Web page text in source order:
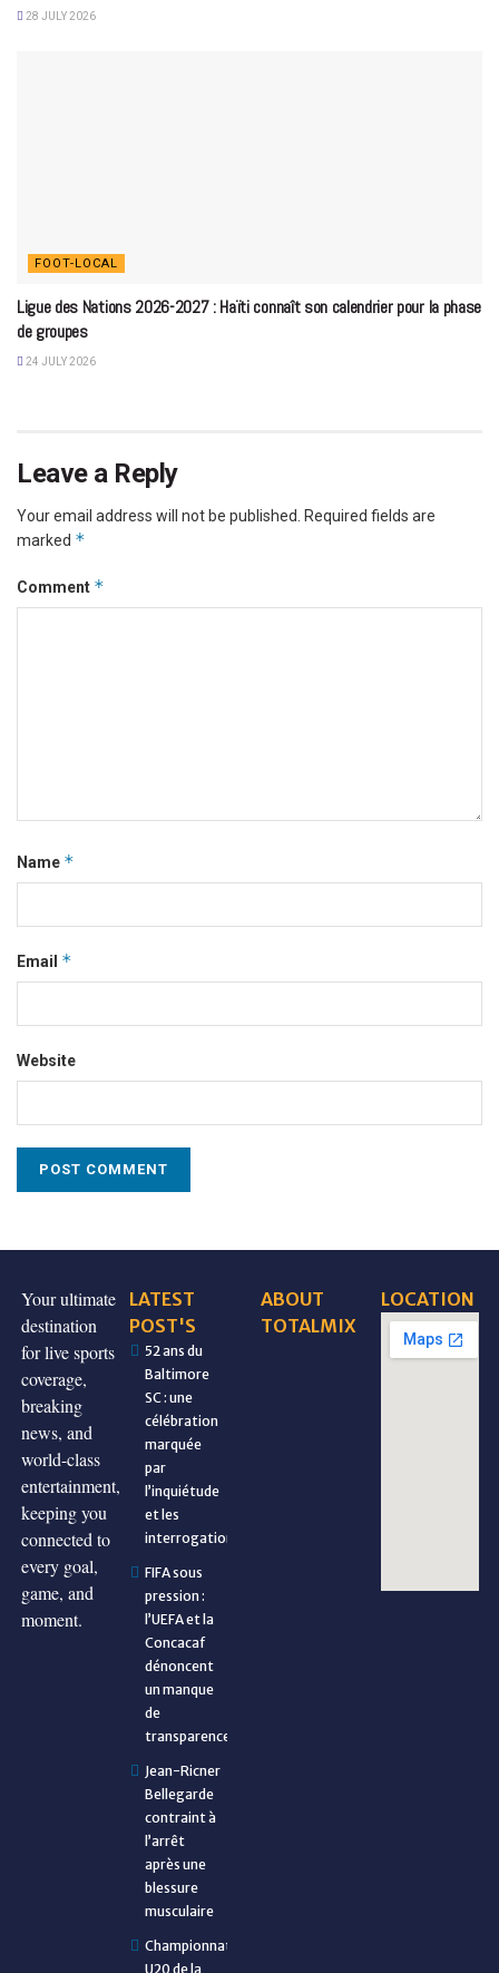
28 JULY 2026
FOOT-LOCAL
Ligue des Nations 2026-2027 : Haïti connaît son calendrier pour la phase
de groupes
24 JULY 2026
Leave a Reply
Your email address will not be published. Required fields are
marked *
Comment *
Name *
Email *
Website
Your ultimate
destination
for live sports
coverage,
breaking
news, and
world-class
entertainment,
keeping you
connected to
every goal,
game, and
moment.
LATEST
POST'S
52 ans du
Baltimore
SC : une
célébration
marquée
par
l’inquiétude
et les
interrogations
FIFA sous
pression :
l’UEFA et la
Concacaf
dénoncent
un manque
de
transparence
Jean-Ricner
Bellegarde
contraint à
l’arrêt
après une
blessure
musculaire
Championnat
U20 de la
ABOUT
TOTALMIX
LOCATION